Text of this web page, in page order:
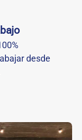
desde